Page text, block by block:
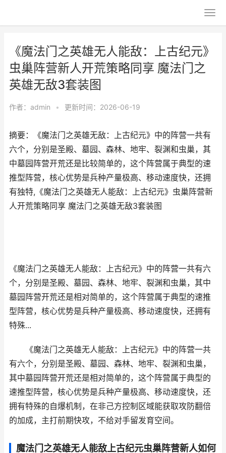
《魔法门之英雄无人能敌：上古纪元》
虫巢阵营新人开荒策略同享 魔法门之
英雄无敌3套装图
作者： admin • 更新时间：2026-06-19
摘要：《魔法门之英雄无敌：上古纪元》中的阵营一共有
六个，分别是圣殿、墓园、森林、地牢、裂渊和虫巢，其
中墓园阵营开荒还是比较简单的，这个阵营属于典型的速
推型阵营，核心优势是兵种产量极高、移动速度快，还拥
有独特,《魔法门之英雄无人能敌：上古纪元》虫巢阵营新
人开荒策略同享 魔法门之英雄无敌3套装图
《魔法门之英雄无人能敌：上古纪元》中的阵营一共有六
个，分别是圣殿、墓园、森林、地牢、裂渊和虫巢，其中
墓园阵营开荒还是相对简单的，这个阵营属于典型的速推
型阵营，核心优势是兵种产量极高、移动速度快，还拥有
特殊...
《魔法门之英雄无人能敌：上古纪元》中的阵营一共
有六个，分别是圣殿、墓园、森林、地牢、裂渊和虫巢，
其中墓园阵营开荒还是相对简单的，这个阵营属于典型的
速推型阵营，核心优势是兵种产量极高、移动速度快，还
拥有特殊的自爆机制，在非己方控制区域能获取攻防翻倍
的加成，主打前期快攻，不给对手留发育空间。
魔法门之英雄无人能敌上古纪元虫巢阵营新人如何